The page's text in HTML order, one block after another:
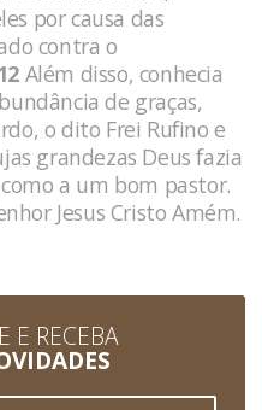
por causa das
contra o
Além disso, conhecia
de graças,
o dito Frei Rufino e
grandezas Deus fazia
como a um bom pastor.
Jesus Cristo Amém.
E RECEBA